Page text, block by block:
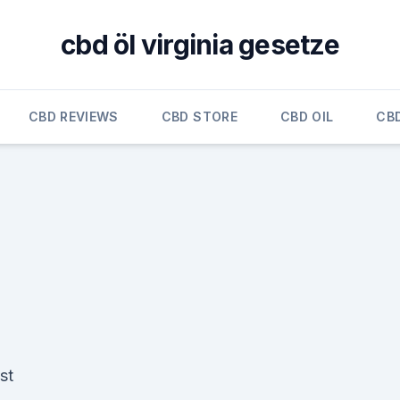
cbd öl virginia gesetze
CBD REVIEWS CBD STORE CBD OIL